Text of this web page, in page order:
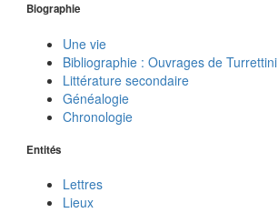
Biographie
Une vie
Bibliographie : Ouvrages de Turrettini
Littérature secondaire
Généalogie
Chronologie
Entités
Lettres
Lieux